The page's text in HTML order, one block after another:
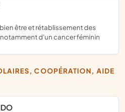
d'un cancer féminin